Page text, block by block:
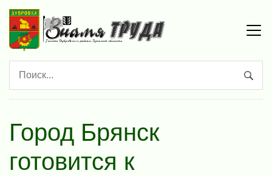
Город Брянск
готовится к